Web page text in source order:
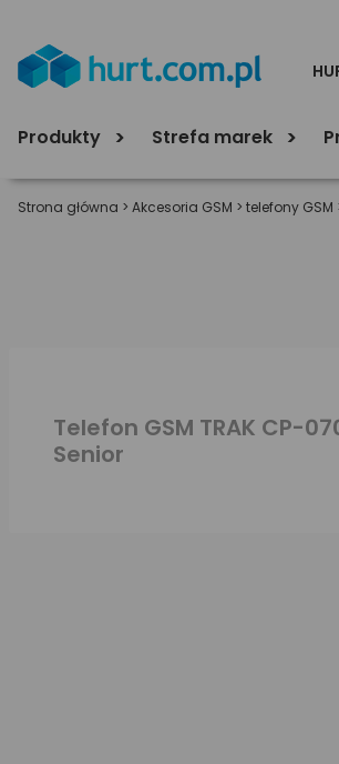
Produkty Strefa marek
Strona główna > Akcesoria GSM > telefony GSM
Telefon GSM TRAK CP-
Senior